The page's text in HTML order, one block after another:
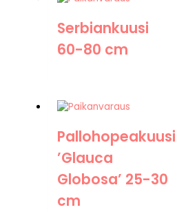
Serbiankuusi
60-80 cm
Pallohopeakuusi
’Glauca
Globosa’ 25-30
cm